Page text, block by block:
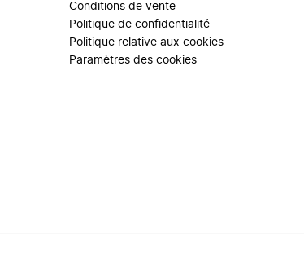
Conditions de vente
Politique de confidentialité
Politique relative aux cookies
Paramètres des cookies